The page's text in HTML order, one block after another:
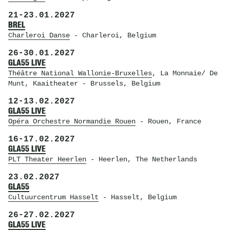
21- 23.01.2027
BREL
Charleroi Danse- Charleroi, Belgium
26- 30.01.2027
GLA55 LIVE
Théâtre National Wallonie-Bruxelles, La Monnaie/ De
Munt, Kaaitheater- Brussels, Belgium
12- 13.02.2027
GLA55 LIVE
Opéra Orchestre Normandie Rouen- Rouen, France
16- 17.02.2027
GLA55 LIVE
PLT Theater Heerlen- Heerlen, The Netherlands
23.02.2027
GLA55
Cultuurcentrum Hasselt - Hasselt, Belgium
26- 27.02.2027
GLA55 LIVE